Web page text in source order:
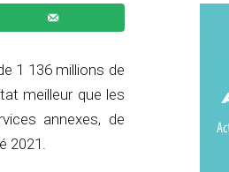
1 136 millions de
meilleur que les
annexes, de
2021.